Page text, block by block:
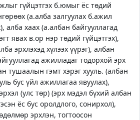
гүйцэтгэх б.юмыг ёс төдий
(а.алба залгуулах б.ажил
алба хаах (а.албан байгууллагад
явах в.ор нэр төдий гүйцэтгэх),
эрхлэхэд хүлээх үүрэг), албан
ажилладаг тодорхой эрх
тушаалын гэмт хэрэг хууль. (албан
бус үйл ажиллагаа явуулах),
(улс төр) (эрх мэдэл бүхий албан
ёс бус оролдлого, сонирхол),
эрхлэн, тогтоосон